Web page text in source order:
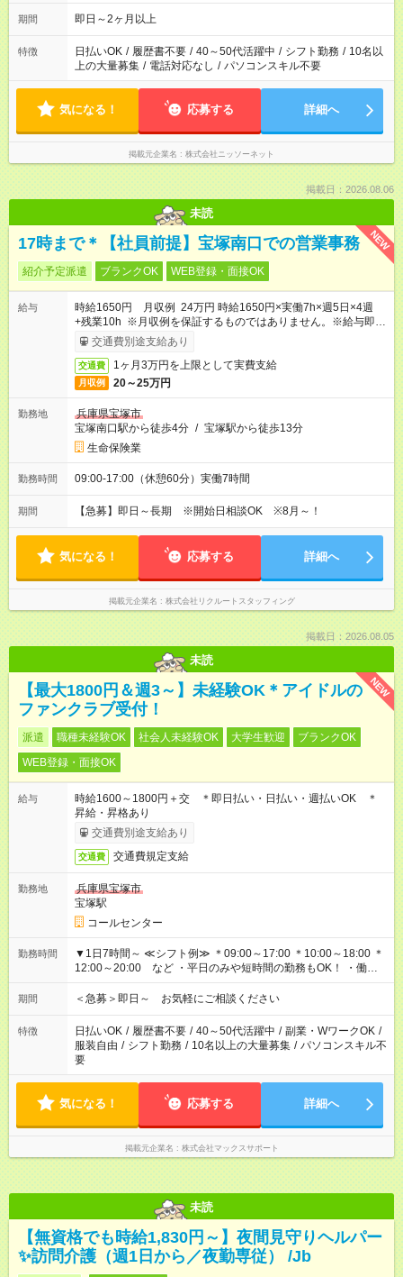
期間 即日～2ヶ月以上
特徴 日払いOK / 履歴書不要 / 40～50代活躍中 / シフト勤務 / 10名以
上の大量募集 / 電話対応なし / パソコンスキル不要
気になる！ 応募する 詳細へ
掲載元企業名 株式会社ニッソーネット
掲載日：2026.08.06
未読
NEW
17時まで＊【社員前提】宝塚南口での営業事務
紹介予定派遣 ブランクOK WEB登録・面接OK
給与
時給1650円 月収例 24万円 時給1650円×実働7h×週5日×4週
+残業10h ※月収例を保証するものではありません。※給与即受
取りサービス利用可（利用条件有）
交通費別途支給あり
交通費 1ヶ月3万円を上限として実費支給
月収例 20～25万円
勤務地
兵庫県宝塚市
宝塚南口駅から徒歩4分 / 宝塚駅から徒歩13分
生命保険業
勤務時間 09:00-17:00（休憩60分）実働7時間
期間 【急募】即日～長期 ※開始日相談OK ※8月～！
気になる！ 応募する 詳細へ
掲載元企業名 株式会社リクルートスタッフィング
掲載日：2026.08.05
未読
NEW
【最大1800円＆週3～】未経験OK＊アイドルの
ファンクラブ受付！
派遣 職種未経験OK 社会人未経験OK 大学生歓迎
ブランクOK
WEB登録・面接OK
給与
時給1600～1800円＋交 ＊即日払い・日払い・週払いOK ＊
昇給・昇格あり
交通費別途支給あり
交通費 交通費規定支給
勤務地
兵庫県宝塚市
宝塚駅
コールセンター
勤務時間
▼1日7時間～ ≪シフト例≫ ＊09:00～17:00 ＊10:00～18:00 ＊
12:00～20:00 など ・平日のみや短時間の勤務もOK！ ・働き
方はお気軽にご相談下さい
期間 ＜急募＞即日～ お気軽にご相談ください
特徴 日払いOK / 履歴書不要 / 40～50代活躍中 / 副業・WワークOK /
服装自由 / シフト勤務 / 10名以上の大量募集 / パソコンスキル不
要
気になる！ 応募する 詳細へ
掲載元企業名 株式会社マックスサポート
未読
【無資格でも時給1,830円～】夜間見守りヘルパー
✨訪問介護（週1日から／夜勤専従） /Jb